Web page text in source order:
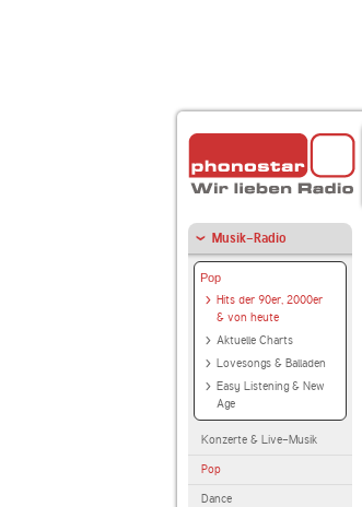
Musik-Radio
Pop
Hits der 90er, 2000er
& von heute
Aktuelle Charts
Lovesongs & Balladen
Easy Listening & New
Age
Konzerte & Live-Musik
Pop
Dance